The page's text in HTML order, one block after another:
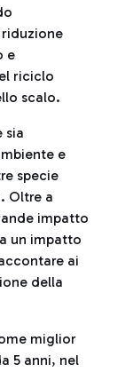
riduzione
e
riciclo
scalo.
sia
e
specie
Oltre a
impatto
un impatto
ai
della
miglior
5 anni, nel